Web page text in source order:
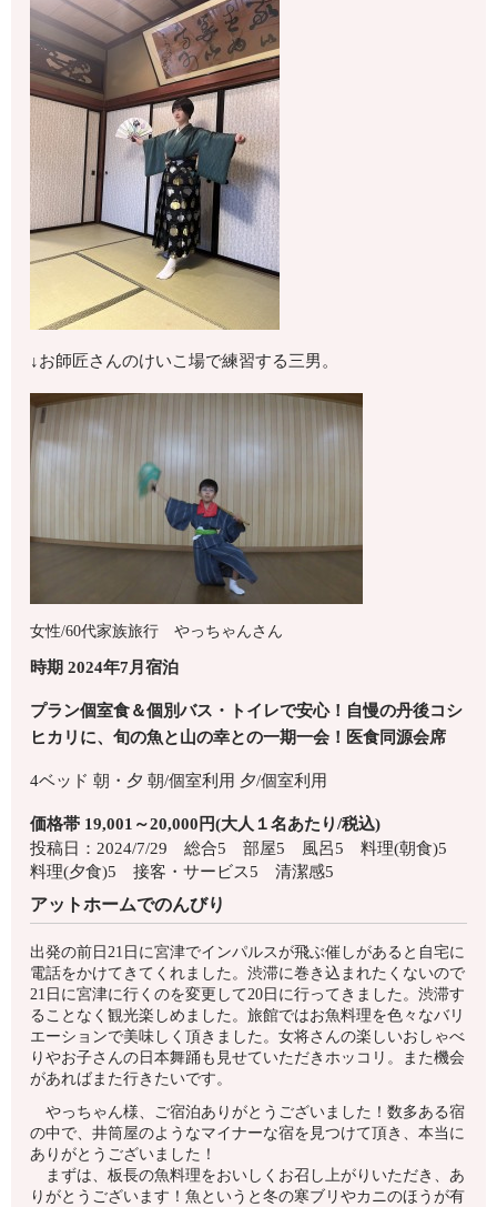
↓お師匠さんのけいこ場で練習する三男。
女性/60代家族旅行やっちゃんさん
時期 2024年7月宿泊
プラン個室食＆個別バス・トイレで安心！自慢の丹後コシ
ヒカリに、旬の魚と山の幸との一期一会！医食同源会席
4ベッド 朝・夕 朝/個室利用 夕/個室利用
価格帯 19,001～20,000円(大人１名あたり/税込)
投稿日：2024/7/29 総合5 部屋5 風呂5 料理(朝食)5
料理(夕食)5 接客・サービス5 清潔感5
アットホームでのんびり
出発の前日21日に宮津でインパルスが飛ぶ催しがあると自宅に
電話をかけてきてくれました。渋滞に巻き込まれたくないので
21日に宮津に行くのを変更して20日に行ってきました。渋滞す
ることなく観光楽しめました。旅館ではお魚料理を色々なバリ
エーションで美味しく頂きました。女将さんの楽しいおしゃべ
りやお子さんの日本舞踊も見せていただきホッコリ。また機会
があればまた行きたいです。
やっちゃん様、ご宿泊ありがとうございました！数多ある宿
の中で、井筒屋のようなマイナーな宿を見つけて頂き、本当に
ありがとうございました！
まずは、板長の魚料理をおいしくお召し上がりいただき、あ
りがとうございます！魚というと冬の寒ブリやカニのほうが有